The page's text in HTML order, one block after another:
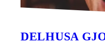
DELHUSA